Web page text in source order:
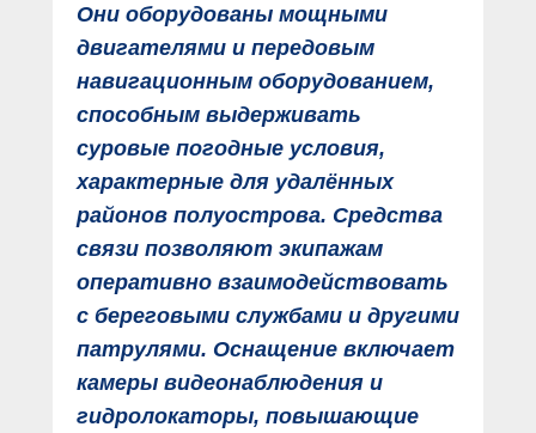
Они оборудованы мощными
двигателями и передовым
навигационным оборудованием,
способным выдерживать
суровые погодные условия,
характерные для удалённых
районов полуострова. Средства
связи позволяют экипажам
оперативно взаимодействовать
с береговыми службами и другими
патрулями. Оснащение включает
камеры видеонаблюдения и
гидролокаторы, повышающие